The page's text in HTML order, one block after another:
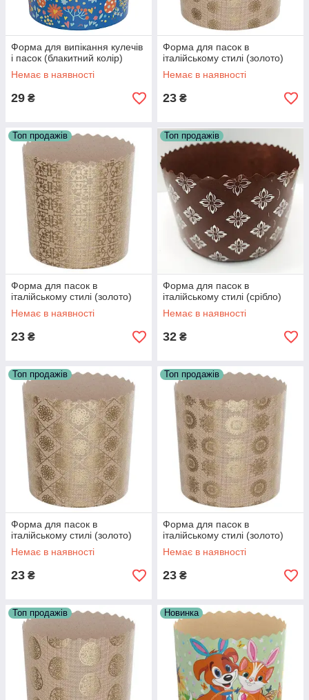
Форма для випікання кулечів
і пасок (блакитний колір)
Немає в наявності
29 ₴
Форма для пасок в
італійському стилі (золото)
Немає в наявності
23 ₴
Топ продажів
Форма для пасок в
італійському стилі (золото)
Немає в наявності
23 ₴
Топ продажів
Форма для пасок в
італійському стилі (срібло)
Немає в наявності
32 ₴
Топ продажів
Форма для пасок в
італійському стилі (золото)
Немає в наявності
23 ₴
Топ продажів
Форма для пасок в
італійському стилі (золото)
Немає в наявності
23 ₴
Топ продажів Новинка